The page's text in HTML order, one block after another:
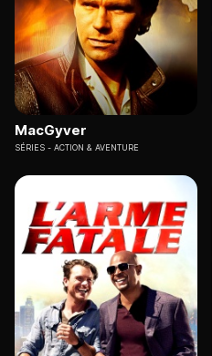
MacGyver
SÉRIES ACTION & AVENTURE